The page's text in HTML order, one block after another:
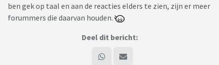
ben gek op taal en aan de reacties elders te zien, zijn er meer
forummers die daarvan houden.
Deel dit bericht: